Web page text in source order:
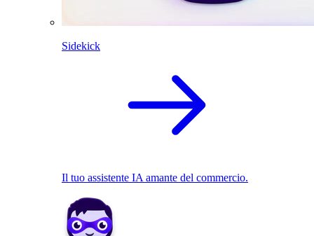
Sidekick
Il tuo assistente IA amante del commercio.